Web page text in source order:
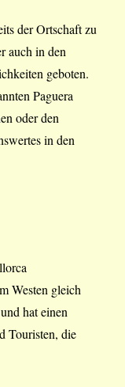
der Ortschaft zu
auch in den
geboten.
Paguera
oder den
in den
Westen gleich
hat einen
Touristen, die